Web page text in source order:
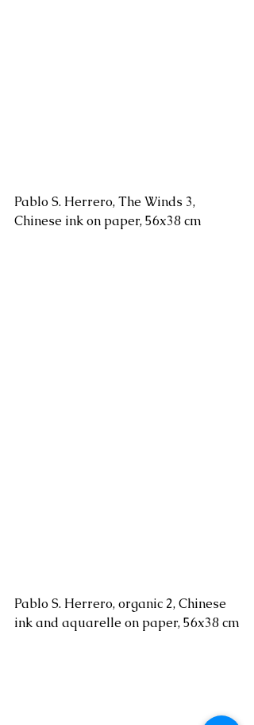
Pablo S. Herrero, The Winds 3,
Chinese ink on paper, 56x38 cm
Pablo S. Herrero, organic 2, Chinese
ink and aquarelle on paper, 56x38 cm